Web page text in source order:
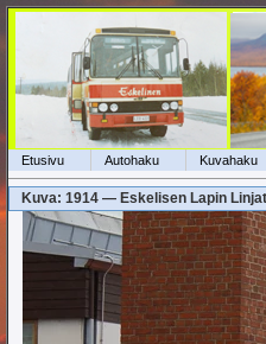
Etusivu Autohaku Kuvahaku
Kuva: 1914 — Eskelisen Lapin